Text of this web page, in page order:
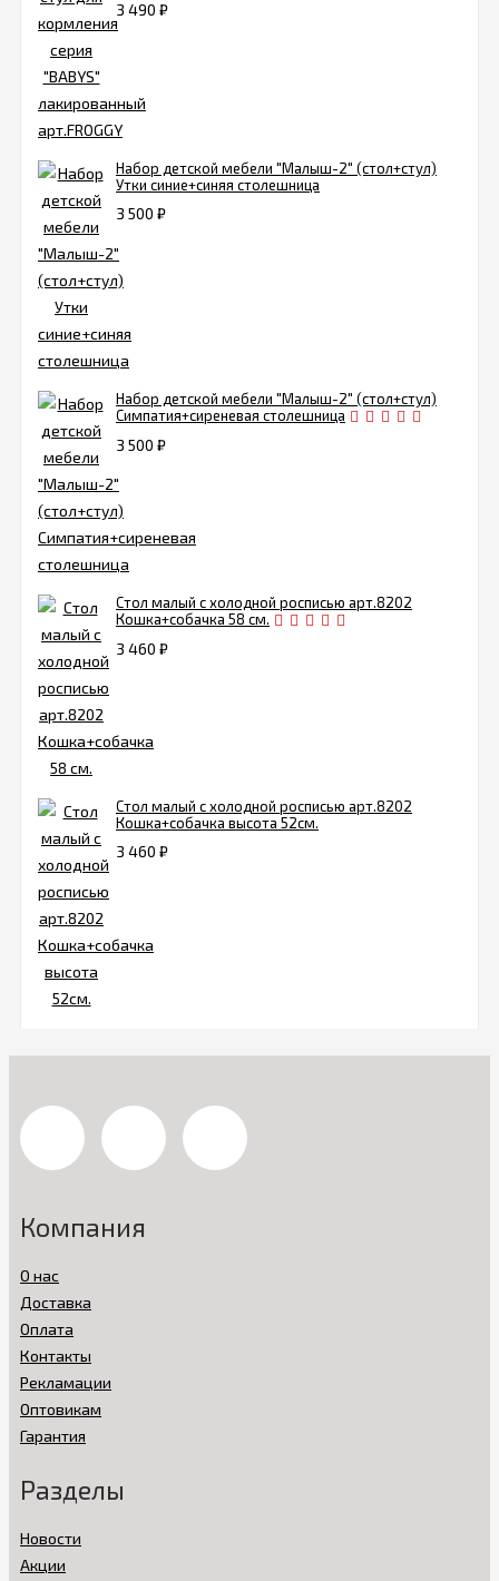
3 490 ₽
Набор детской мебели "Малыш-2" (стол+стул)
Утки синие+синяя столешница
3 500 ₽
Набор детской мебели "Малыш-2" (стол+стул)
Симпатия+сиреневая столешница
3 500 ₽
Стол малый с холодной росписью арт.8202
Кошка+собачка 58 см.
3 460 ₽
Стол малый с холодной росписью арт.8202
Кошка+собачка высота 52см.
3 460 ₽
Компания
О нас
Доставка
Оплата
Контакты
Рекламации
Оптовикам
Гарантия
Разделы
Новости
Акции